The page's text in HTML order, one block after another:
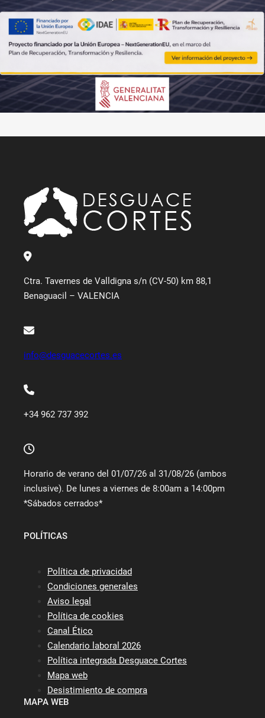
Ctra. Tavernes de Valldigna s/n (CV-50) km 88,1
Benaguacil – VALENCIA
info@desguacecortes.es
+34 962 737 392
Horario de verano del 01/07/26 al 31/08/26 (ambos
inclusive). De lunes a viernes de 8:00am a 14:00pm
*Sábados cerrados*
POLÍTICAS
Política de privacidad
Condiciones generales
Aviso legal
Política de cookies
Canal Ético
Calendario laboral 2026
Política integrada Desguace Cortes
Mapa web
Desistimiento de compra
MAPA WEB